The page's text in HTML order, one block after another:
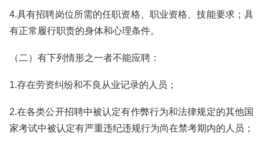
4.具有招聘岗位所需的任职资格、职业资格、技能要求；具
有正常履行职责的身体和心理条件。
（二）有下列情形之一者不能应聘：
1.存在劳资纠纷和不良从业记录的人员；
2.在各类公开招聘中被认定有作弊行为和法律规定的其他国
家考试中被认定有严重违纪违规行为尚在禁考期内的人员；